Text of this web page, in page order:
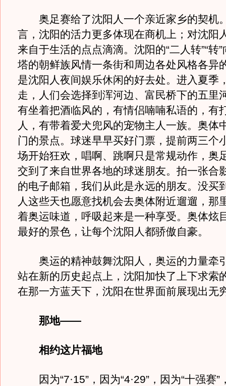
奥足赛给了沈阳人一个亲近家乡的契机
言，沈阳的活力更多体现在商机上；对沈阳
来自于生活的点点滴滴。沈阳的“二人转”“转
塔的朝鲜族风情一条街和周边各处风格各异
是沈阳人夜间娱乐休闲的好去处。进入夏季
走，人们会选择到浑河边、富民桥下的五里
有坐着把酒临风的，有情侣喃喃私语的，有
人，有带着爱犬兜风的宠物主人一族。奥体
门的景点。球迷早早买好门票，提前两三个
场开始狂欢，唱啊、跳啊只是常规动作，奥
交到了来自世界各地的球迷朋友。拍一张合
的电子邮箱，我们从此是永远的朋友。没买
人这些天也愿意找机会去奥体附近遛遛，那
着奥运味道，呼吸起来是一种享受。奥体炫
最好的景色，让每个沈阳人都骄傲自豪。
奥运的精神鼓舞沈阳人，奥运的力量牵
站在新的历史起点上，沈阳加快了上下求索
在那一方蓝天下，沈阳在世界面前展现出无
那地——
相约这片福地
因为“7·15”，因为“4·29”，因为“十强赛”